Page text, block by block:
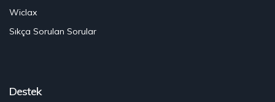
Wiclax
Sıkça Sorulan Sorular
Destek